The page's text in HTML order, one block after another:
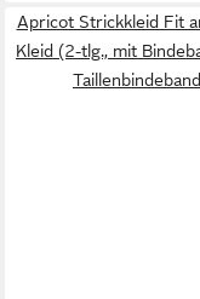
Apricot Strickkleid Fit
Kleid (2-tlg., mit
Taillenbindeband